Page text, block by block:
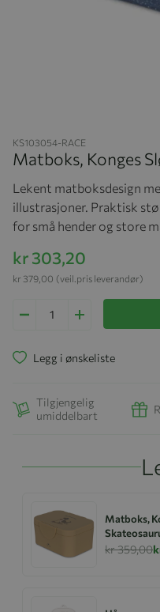
KS103054-RACE
Matboks, Konges
Lekent matboksdesign
illustrasjoner. Praktisk
for små hender og store
kr 303,20
(veil.pris leverandør)
kr 379,00
Legg i ønskeliste
Tilgjengelig
umiddelbart
Matboks,
kr 359,00